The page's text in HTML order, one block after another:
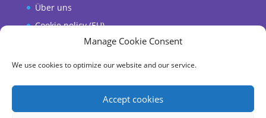
Manage Cookie Consent
We use cookies to optimize our website and our service.
Accept cookies
Über uns
Cookie policy (EU)